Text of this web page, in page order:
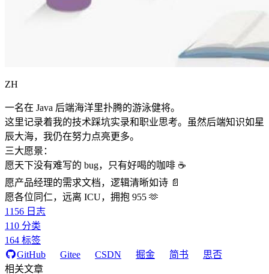
ZH
一名在 Java 后端海洋里扑腾的游泳健将。
这里记录着我的技术踩坑实录和职业思考。虽然后端知识如星
辰大海，我仍在努力点亮更多。
三大愿景：
愿天下没有难写的 bug，只有好喝的咖啡 ☕️
愿产品经理的需求文档，逻辑清晰如诗 📄
愿各位同仁，远离 ICU，拥抱 955 🫶
1156 日志
110 分类
164 标签
GitHub
Gitee CSDN 掘金 简书
思否
相关文章